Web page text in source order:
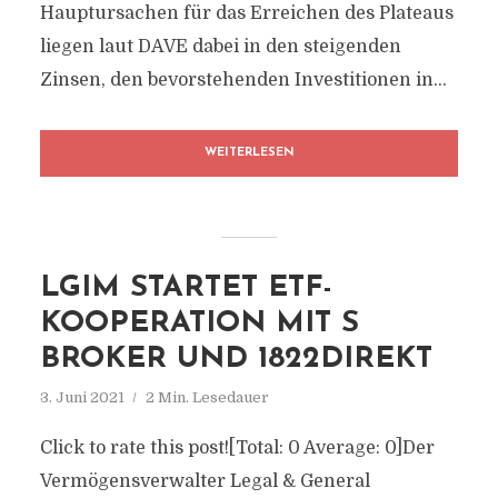
Hauptursachen für das Erreichen des Plateaus
liegen laut DAVE dabei in den steigenden
Zinsen, den bevorstehenden Investitionen in...
WEITERLESEN
LGIM STARTET ETF-
KOOPERATION MIT S
BROKER UND 1822DIREKT
3. Juni 2021 2 Min. Lesedauer
Click to rate this post![Total: 0 Average: 0]Der
Vermögensverwalter Legal & General